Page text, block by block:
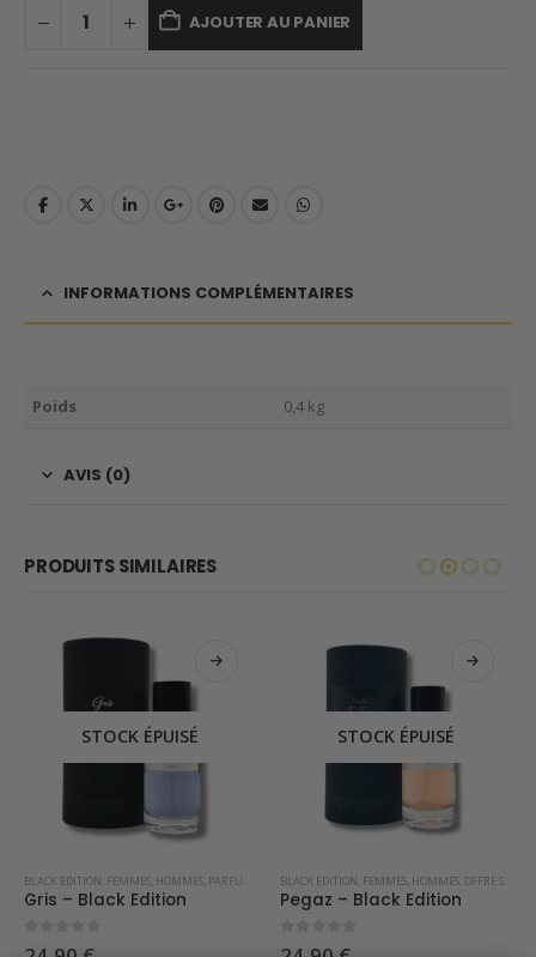
AJOUTER AU PANIER
INFORMATIONS COMPLÉMENTAIRES
Poids 0,4 kg
AVIS (0)
PRODUITS SIMILAIRES
STOCK ÉPUISÉ
BLACK EDITION FEMMES HOMMES PARFUMS OCCIDENTAUX
Gris – Black Edition
0 sur 5
STOCK ÉPUISÉ
BLACK EDITION FEMMES HOMMES OFFRE SPÉCIALE
Pegaz – Black Edition
0 sur 5